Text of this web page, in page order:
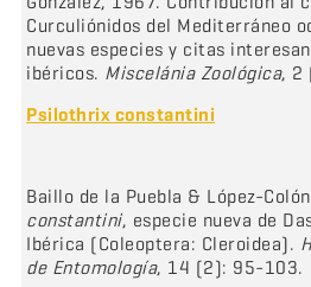
Curculiónidos del Mediterráneo
nuevas especies y citas
ibéricos. Miscelánia Zoológica, 2
Psilothrix constantini
Baillo de la Puebla & López-
constantini, especie nueva de
Ibérica (Coleoptera: Cleroidea).
de Entomología, 14 (2): 95-103.